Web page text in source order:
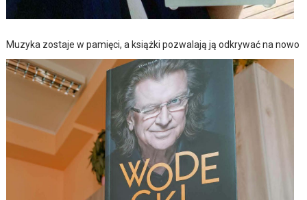
Muzyka zostaje w pamięci, a książki pozwalają ją odkrywać na nowo